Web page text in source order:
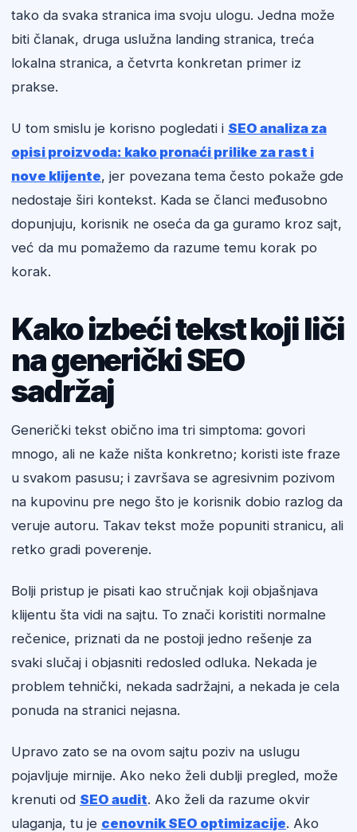
tako da svaka stranica ima svoju ulogu. Jedna može
biti članak, druga uslužna landing stranica, treća
lokalna stranica, a četvrta konkretan primer iz
prakse.
U tom smislu je korisno pogledati i SEO analiza za
opisi proizvoda: kako pronaći prilike za rast i
nove klijente, jer povezana tema često pokaže gde
nedostaje širi kontekst. Kada se članci međusobno
dopunjuju, korisnik ne oseća da ga guramo kroz sajt,
već da mu pomažemo da razume temu korak po
korak.
Kako izbeći tekst koji liči
na generički SEO
sadržaj
Generički tekst obično ima tri simptoma: govori
mnogo, ali ne kaže ništa konkretno; koristi iste fraze
u svakom pasusu; i završava se agresivnim pozivom
na kupovinu pre nego što je korisnik dobio razlog da
veruje autoru. Takav tekst može popuniti stranicu, ali
retko gradi poverenje.
Bolji pristup je pisati kao stručnjak koji objašnjava
klijentu šta vidi na sajtu. To znači koristiti normalne
rečenice, priznati da ne postoji jedno rešenje za
svaki slučaj i objasniti redosled odluka. Nekada je
problem tehnički, nekada sadržajni, a nekada je cela
ponuda na stranici nejasna.
Upravo zato se na ovom sajtu poziv na uslugu
pojavljuje mirnije. Ako neko želi dublji pregled, može
krenuti od SEO audit. Ako želi da razume okvir
ulaganja, tu je cenovnik SEO optimizacije. Ako